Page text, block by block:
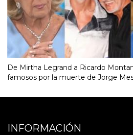
De Mirtha Legrand a Ricardo
famosos por la muerte de Jorge
INFORMACIÓN